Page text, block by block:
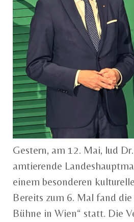
Gestern, am 12. Mai, lud
amtierende
einem besonderen
Bereits zum 6. Mal fand
Bühne in Wien“ statt. Die